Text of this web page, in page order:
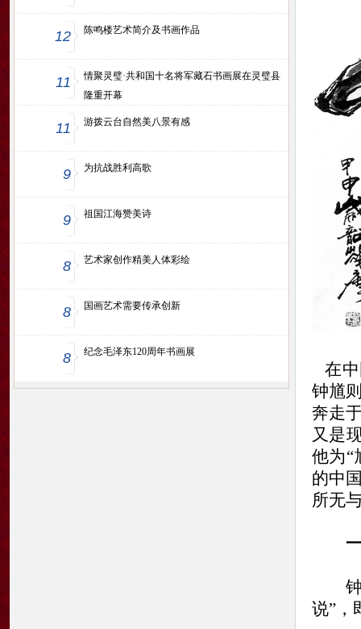
12 陈鸣楼艺术简介及书画作品
11
情聚灵璧·共和国十名将军藏石书画展在灵璧县
隆重开幕
11 游拨云台自然美八景有感
9 为抗战胜利高歌
9 祖国江海赞美诗
8 艺术家创作精美人体彩绘
8 国画艺术需要传承创新
8 纪念毛泽东120周年书画展
在中
钟馗
奔走
又是
他为“
的中
所无
一
钟馗
说”，